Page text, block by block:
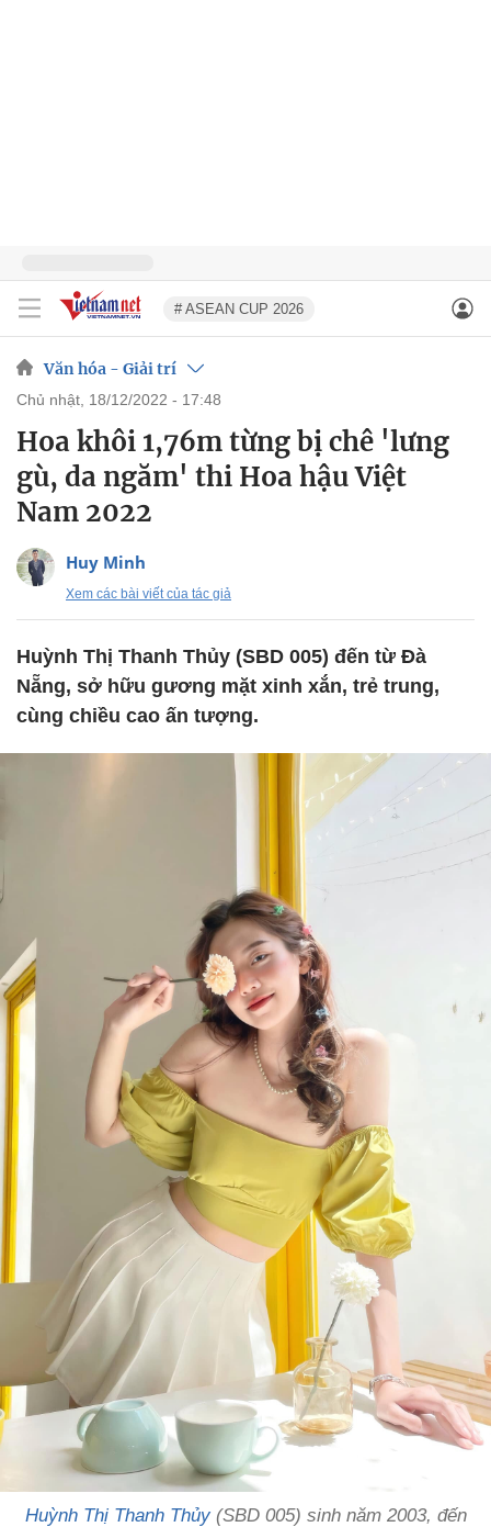
# ASEAN CUP 2026
Văn hóa - Giải trí
chủ nhật, 18/12/2022 - 17:48
Hoa khôi 1,76m từng bị chê 'lưng
gù, da ngăm' thi Hoa hậu Việt
Nam 2022
Huy Minh
Xem các bài viết của tác giả
Huỳnh Thị Thanh Thủy (SBD 005) đến từ Đà
Nẵng, sở hữu gương mặt xinh xắn, trẻ trung,
cùng chiều cao ấn tượng.
Huỳnh Thị Thanh Thủy(SBD 005) sinh năm 2003, đến